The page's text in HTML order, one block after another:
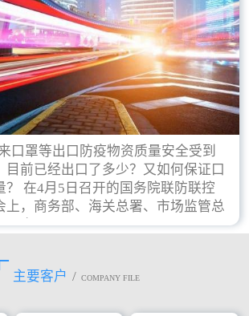
口罩等出口防疫物资质量安全受到
目前已经出口了多少？又如何保证口
？ 在4月5日召开的国务院联防联控
上，商务部、海关总署、市场监管总
回应。
主要客户 / COMPANY FILE